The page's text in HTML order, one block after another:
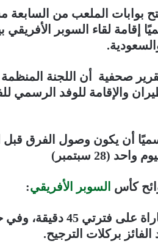
بوابات الملعب من السابعة
إقامة لقاء السوبر
.
صحفية
أن اللجنة
واحد (28 سبتمبر
)
كأس السوبر الأفريقي:
تقام المباراة
الفائز بركلات الترجيح.